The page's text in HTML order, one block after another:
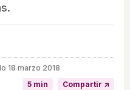
18 marzo 2018
5 min
Compartir ↗